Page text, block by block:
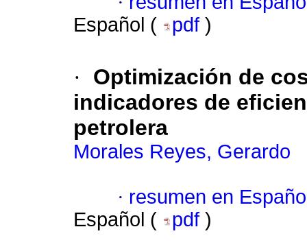
Español (
pdf )
·
Optimización de
indicadores de
petrolera
Morales Reyes, Gerardo
· resumen en
Español (
pdf )